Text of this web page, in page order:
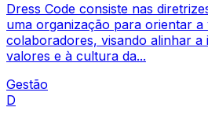
Dress Code consiste nas
uma organização para orientar a
colaboradores, visando alinhar a
valores e à cultura da...
Gestão
D